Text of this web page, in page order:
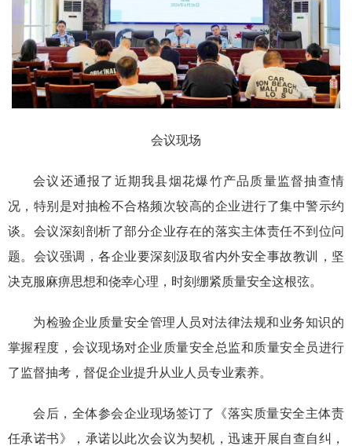
会议现场
会议还通报了近期我县烟花爆竹产品质量监督抽查情
况，特别是对抽检不合格频次较高的企业进行了集中警示约
谈。会议深刻剖析了部分企业存在的落实主体责任不到位问
题。会议强调，各企业要深刻汲取省内外安全事故教训，坚
决克服麻痹思想和侥幸心理，时刻绷紧质量安全这根弦。
为检验企业质量安全管理人员对法律法规和业务知识的
掌握程度，会议现场对企业质量安全总监和质量安全员进行
了监督抽考，督促企业提升从业人员专业素养。
会后，全体参会企业现场签订了《落实质量安全主体责
任承诺书》，承诺以此次会议为契机，迅速开展自查自纠，